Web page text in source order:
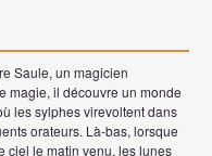
Saule, un magicien
magie, il découvre un monde
les sylphes virevoltent dans
orateurs. Là-bas, lorsque
ciel le matin venu, les lunes